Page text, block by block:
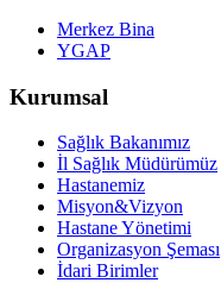
Merkez Bina
YGAP
Kurumsal
Sağlık Bakanımız
İl Sağlık Müdürümüz
Hastanemiz
Misyon&Vizyon
Hastane Yönetimi
Organizasyon Şeması
İdari Birimler